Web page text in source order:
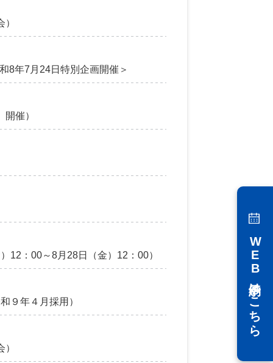
年7月24日特別企画開催＞
催）
：00～8月28日（金）12：00）
９年４月採用） WEB予約はこちら